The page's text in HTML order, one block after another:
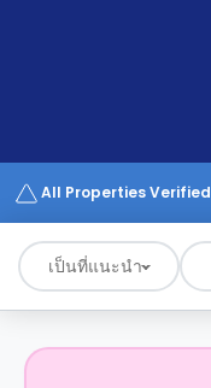
Works
All Properties Verified
เป็นที่แนะนำ